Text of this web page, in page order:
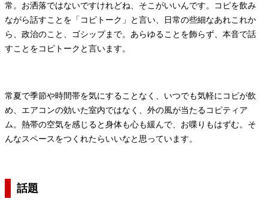
常。お洒落ではないですけれどね、そこがいいんです。コピを飲み
ながら話すことを「コピトーク」と言い、日常の些細なあれこれか
ら、政治のこと、ゴシップまで。あらゆることを飾らず、本音で話
すことをコピトークと言います。
常夏で季節や時間帯を気にすることなく、いつでも気軽にコピが飲
め、エアコンの効いた室内ではなく、外の風が当たるコピティア
ム。熱帯の空気を感じると身体も心も緩んで、お喋りもはずむ。そ
んなスペースをつくれたらいいなと思っています。
話題